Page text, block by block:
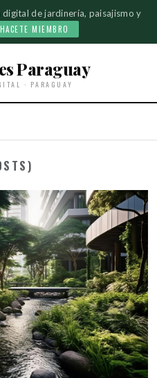
de jardinería, paisajismo y
HACETE MIEMBRO
Paraguay
· PARAGUAY